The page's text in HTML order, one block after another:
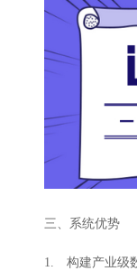
三、系统优势
1. 构建产业级